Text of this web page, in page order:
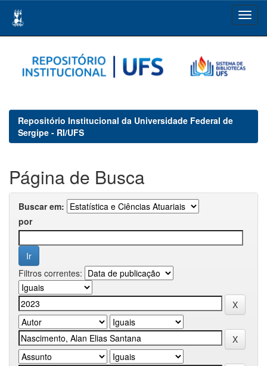
navigation
Repositório Institucional da Universidade Federal de
Sergipe - RI/UFS
Página de Busca
Buscar em:
por
Filtros correntes: